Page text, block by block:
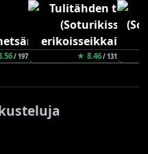
/ 197 ★ 8.46/ 131